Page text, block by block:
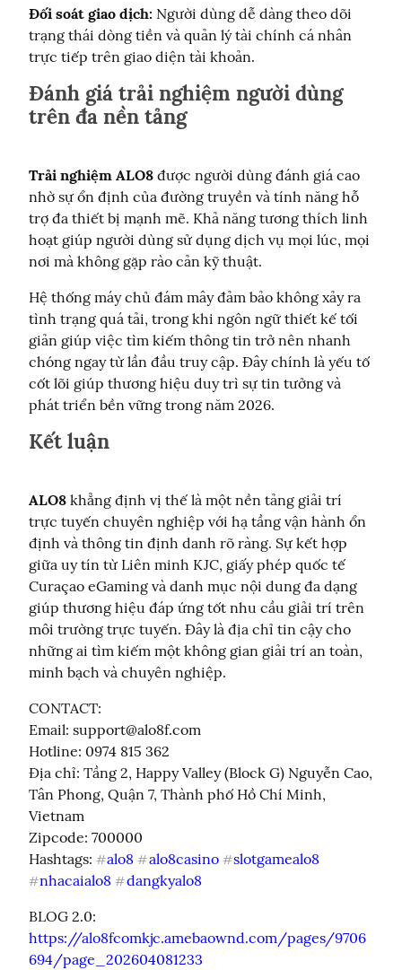
Đối soát giao dịch: Người dùng dễ dàng theo dõi
trạng thái dòng tiền và quản lý tài chính cá nhân
trực tiếp trên giao diện tài khoản.
Đánh giá trải nghiệm người dùng
trên đa nền tảng
Trải nghiệm ALO8 được người dùng đánh giá cao
nhờ sự ổn định của đường truyền và tính năng hỗ
trợ đa thiết bị mạnh mẽ. Khả năng tương thích linh
hoạt giúp người dùng sử dụng dịch vụ mọi lúc, mọi
nơi mà không gặp rào cản kỹ thuật.
Hệ thống máy chủ đám mây đảm bảo không xảy ra
tình trạng quá tải, trong khi ngôn ngữ thiết kế tối
giản giúp việc tìm kiếm thông tin trở nên nhanh
chóng ngay từ lần đầu truy cập. Đây chính là yếu tố
cốt lõi giúp thương hiệu duy trì sự tin tưởng và
phát triển bền vững trong năm 2026.
Kết luận
ALO8 khẳng định vị thế là một nền tảng giải trí
trực tuyến chuyên nghiệp với hạ tầng vận hành ổn
định và thông tin định danh rõ ràng. Sự kết hợp
giữa uy tín từ Liên minh KJC, giấy phép quốc tế
Curaçao eGaming và danh mục nội dung đa dạng
giúp thương hiệu đáp ứng tốt nhu cầu giải trí trên
môi trường trực tuyến. Đây là địa chỉ tin cậy cho
những ai tìm kiếm một không gian giải trí an toàn,
minh bạch và chuyên nghiệp.
CONTACT:
Email: support@alo8f.com
Hotline: 0974 815 362
Địa chỉ: Tầng 2, Happy Valley (Block G) Nguyễn Cao,
Tân Phong, Quận 7, Thành phố Hồ Chí Minh,
Vietnam
Zipcode: 700000
Hashtags: #alo8 #alo8casino #slotgamealo8
#nhacaialo8 #dangkyalo8
https://alo8fcomkjc.amebaownd.com/pages/9706
694/page_202604081233